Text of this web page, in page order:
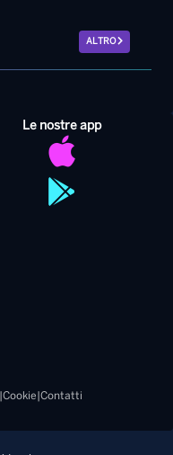
ALTRO
Le nostre app
Cookie Contatti